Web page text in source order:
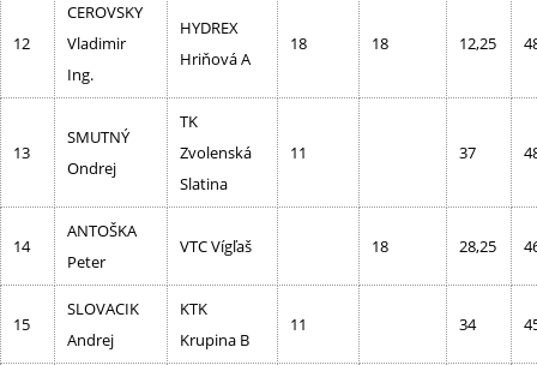
12
CEROVSKY
Vladimir
Ing.
HYDREX
Hriňová A
18 18 12,25
13
SMUTNÝ
Ondrej
TK
Zvolenská
Slatina
11 37
14
ANTOŠKA
Peter
VTC Vígľaš 18 28,25
15
SLOVACIK
Andrej
KTK
Krupina B
11 34